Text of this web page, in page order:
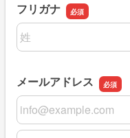
フリガナ
名前の姓
メールアドレス
メールアドレス